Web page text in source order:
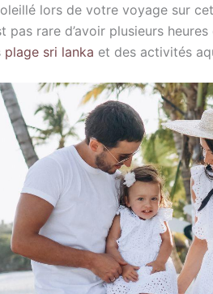
lors de votre voyage sur
pas rare d’avoir plusieurs
plage sri lanka et des activités